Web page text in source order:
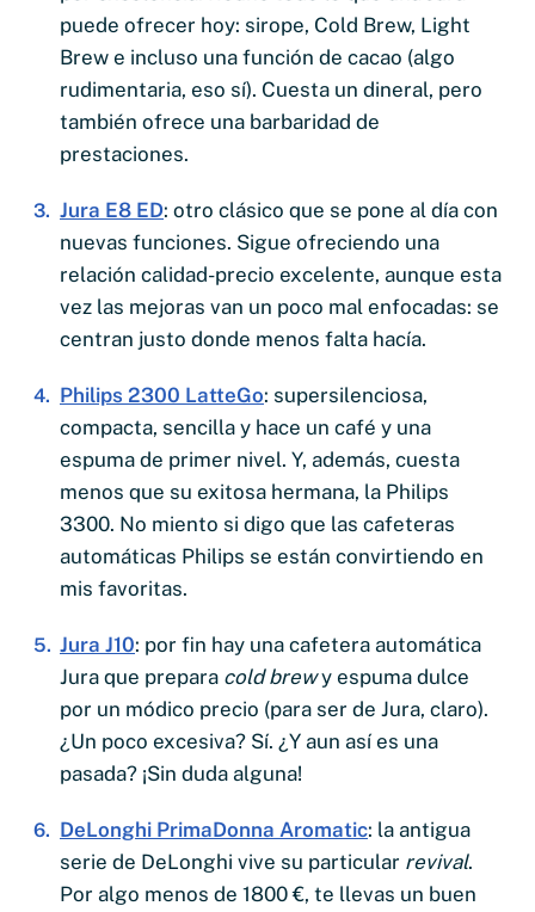
puede ofrecer hoy: sirope, Cold Brew, Light
Brew e incluso una función de cacao (algo
rudimentaria, eso sí). Cuesta un dineral, pero
también ofrece una barbaridad de
prestaciones.
Jura E8 ED: otro clásico que se pone al día con
nuevas funciones. Sigue ofreciendo una
relación calidad-precio excelente, aunque esta
vez las mejoras van un poco mal enfocadas: se
centran justo donde menos falta hacía.
Philips 2300 LatteGo: supersilenciosa,
compacta, sencilla y hace un café y una
espuma de primer nivel. Y, además, cuesta
menos que su exitosa hermana, la Philips
3300. No miento si digo que las cafeteras
automáticas Philips se están convirtiendo en
mis favoritas.
Jura J10: por fin hay una cafetera automática
Jura que prepara cold brewy espuma dulce
por un módico precio (para ser de Jura, claro).
¿Un poco excesiva? Sí. ¿Y aun así es una
pasada? ¡Sin duda alguna!
DeLonghi PrimaDonna Aromatic: la antigua
serie de DeLonghi vive su particular revival.
Por algo menos de 1800 €, te llevas un buen